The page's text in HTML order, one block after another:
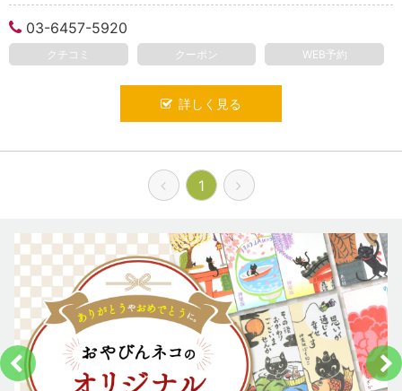
03-6457-5920
クチコミ クーポン WEB予約
詳しく見る
1